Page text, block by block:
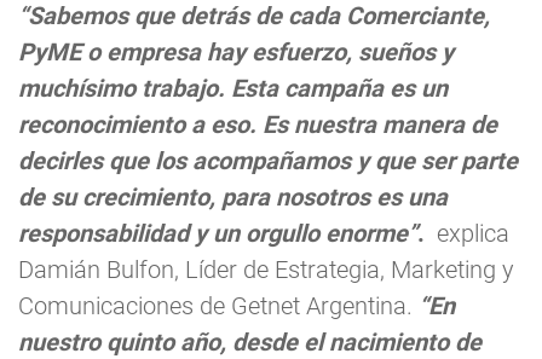
“Sabemos que detrás de cada Comerciante,
PyME o empresa hay esfuerzo, sueños y
muchísimo trabajo. Esta campaña es un
reconocimiento a eso. Es nuestra manera de
decirles que los acompañamos y que ser parte
de su crecimiento, para nosotros es una
responsabilidad y un orgullo enorme”. explica
Damián Bulfon, Líder de Estrategia, Marketing y
Comunicaciones de Getnet Argentina. “En
nuestro quinto año, desde el nacimiento de